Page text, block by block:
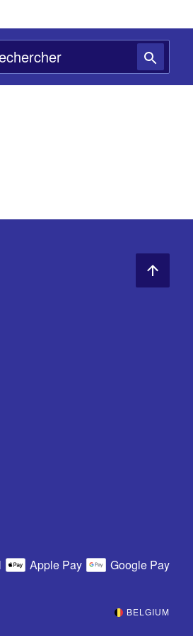
Apple Pay Google Pay
BELGIUM